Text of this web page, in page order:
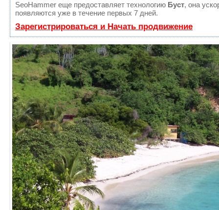
SeoHammer еще предоставляет технологию Буст, она
появляются уже в течение первых 7 дней.
Зарегистрироваться и Начать продвижение